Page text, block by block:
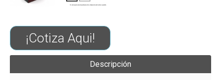
¡Cotiza Aqui!
Descripción